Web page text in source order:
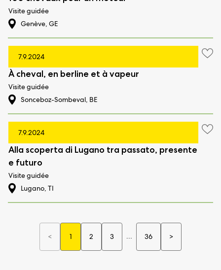
Genève, GE
Visite guidée
7.9.2024
À cheval, en berline et à vapeur
Sonceboz-Sombeval, BE
Visite guidée
7.9.2024
Alla scoperta di Lugano tra passato, presente
e futuro
Lugano, TI
Visite guidée
<
12 manifestations précédentes
1 2 3 … 36 12
>